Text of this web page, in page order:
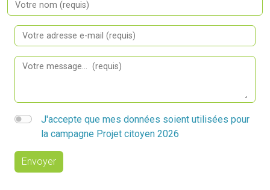
J'accepte que mes données soient utilisées pour
la campagne Projet citoyen 2026
Envoyer